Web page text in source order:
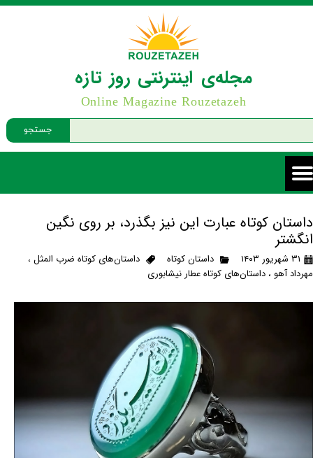
جستجو
مجله‌ی اینترنتی روز تازه
Online Magazine Rouzetazeh
داستان کوتاه عبارت این نیز بگذرد، بر روی نگین
انگشتر
۳۱ شهریور ۱۴۰۳ داستان کوتاه داستان‌های کوتاه ضرب المثل،
مهرداد آهو ، داستان‌های کوتاه عطار نیشابوری